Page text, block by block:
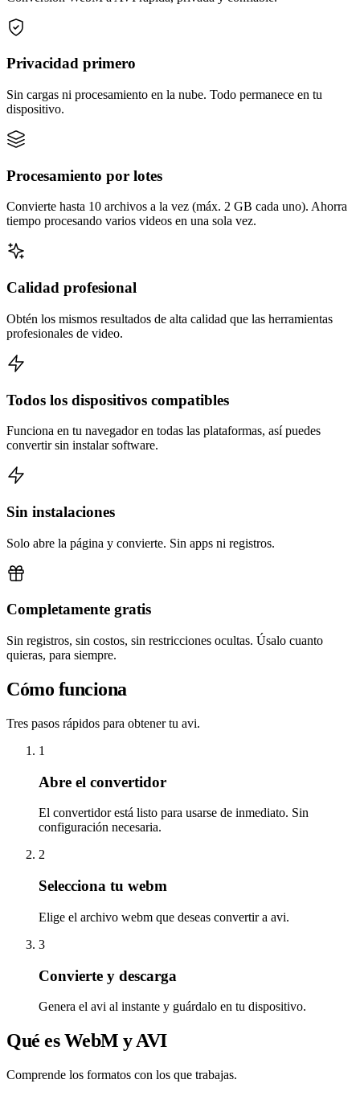
Privacidad primero
Sin cargas ni procesamiento en la nube. Todo permanece en tu
dispositivo.
Procesamiento por lotes
Convierte hasta 10 archivos a la vez (máx. 2 GB cada uno). Ahorra
tiempo procesando varios videos en una sola vez.
Calidad profesional
Obtén los mismos resultados de alta calidad que las herramientas
profesionales de video.
Todos los dispositivos compatibles
Funciona en tu navegador en todas las plataformas, así puedes
convertir sin instalar software.
Sin instalaciones
Solo abre la página y convierte. Sin apps ni registros.
Completamente gratis
Sin registros, sin costos, sin restricciones ocultas. Úsalo cuanto
quieras, para siempre.
Cómo funciona
Tres pasos rápidos para obtener tu avi.
1
Abre el convertidor
El convertidor está listo para usarse de inmediato. Sin
configuración necesaria.
2
Selecciona tu webm
Elige el archivo webm que deseas convertir a avi.
3
Convierte y descarga
Genera el avi al instante y guárdalo en tu dispositivo.
Qué es WebM y AVI
Comprende los formatos con los que trabajas.